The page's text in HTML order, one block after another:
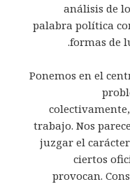
análisis de
palabra política
formas de
Ponemos en el
trabajo. Nos
juzgar el
ciertos
provocan.